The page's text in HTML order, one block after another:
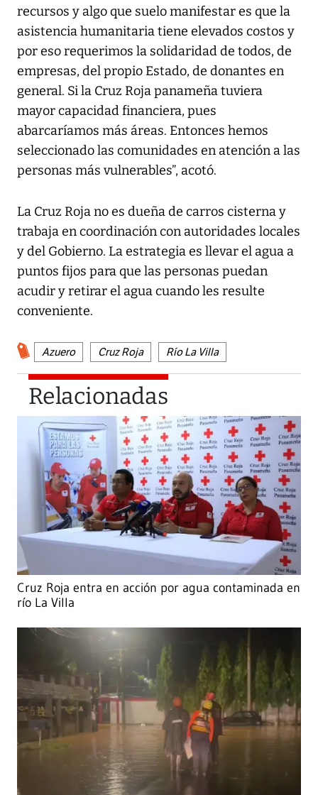
recursos y algo que suelo manifestar es que la
asistencia humanitaria tiene elevados costos y
por eso requerimos la solidaridad de todos, de
empresas, del propio Estado, de donantes en
general. Si la Cruz Roja panameña tuviera
mayor capacidad financiera, pues
abarcaríamos más áreas. Entonces hemos
seleccionado las comunidades en atención a las
personas más vulnerables”, acotó.
La Cruz Roja no es dueña de carros cisterna y
trabaja en coordinación con autoridades locales
y del Gobierno. La estrategia es llevar el agua a
puntos fijos para que las personas puedan
acudir y retirar el agua cuando les resulte
conveniente.
Azuero Cruz Roja Río La Villa
Relacionadas
Cruz Roja entra en acción por agua contaminada en
río La Villa